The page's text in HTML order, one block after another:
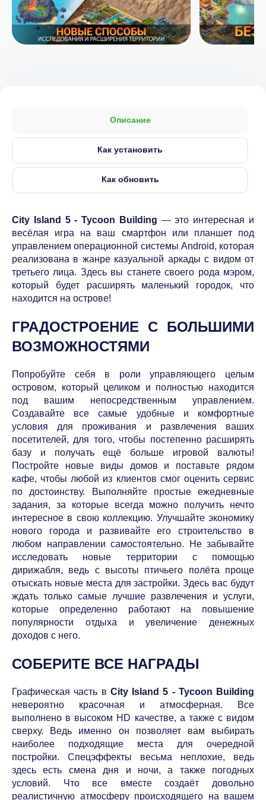
Описание
Как установить
Как обновить
City Island 5 - Tycoon Building — это интересная и
весёлая игра на ваш смартфон или планшет под
управлением операционной системы Android, которая
реализована в жанре казуальной аркады с видом от
третьего лица. Здесь вы станете своего рода мэром,
который будет расширять маленький городок, что
находится на острове!
ГРАДОСТРОЕНИЕ С БОЛЬШИМИ
ВОЗМОЖНОСТЯМИ
Попробуйте себя в роли управляющего целым
островом, который целиком и полностью находится
под вашим непосредственным управлением.
Создавайте все самые удобные и комфортные
условия для проживания и развлечения ваших
посетителей, для того, чтобы постепенно расширять
базу и получать ещё больше игровой валюты!
Постройте новые виды домов и поставьте рядом
кафе, чтобы любой из клиентов смог оценить сервис
по достоинству. Выполняйте простые ежедневные
задания, за которые всегда можно получить нечто
интересное в свою коллекцию. Улучшайте экономику
нового города и развивайте его строительство в
любом направлении самостоятельно. Не забывайте
исследовать новые территории с помощью
дирижабля, ведь с высоты птичьего полёта проще
отыскать новые места для застройки. Здесь вас будут
ждать только самые лучшие развлечения и услуги,
которые определенно работают на повышение
популярности отдыха и увеличение денежных
доходов с него.
СОБЕРИТЕ ВСЕ НАГРАДЫ
Графическая часть в City Island 5 - Tycoon Building
невероятно красочная и атмосферная. Все
выполнено в высоком HD качестве, а также с видом
сверху. Ведь именно он позволяет вам выбирать
наиболее подходящие места для очередной
постройки. Спецэффекты весьма неплохие, ведь
здесь есть смена дня и ночи, а также погодных
условий. Что все вместе создаёт довольно
реалистичную атмосферу происходящего на вашем